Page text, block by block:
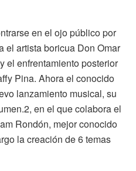
en el ojo público por
el artista boricua Don Omar
el enfrentamiento posterior
Pina. Ahora el conocido
lanzamiento musical, su
en el que colabora el
Rondón, mejor conocido
la creación de 6 temas